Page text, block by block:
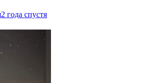
2 года спустя